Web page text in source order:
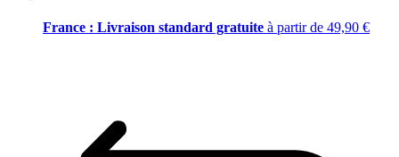
France : Livraison standard gratuite à partir de 49,90 €